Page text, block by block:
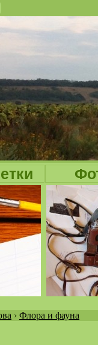
› Флора и фауна